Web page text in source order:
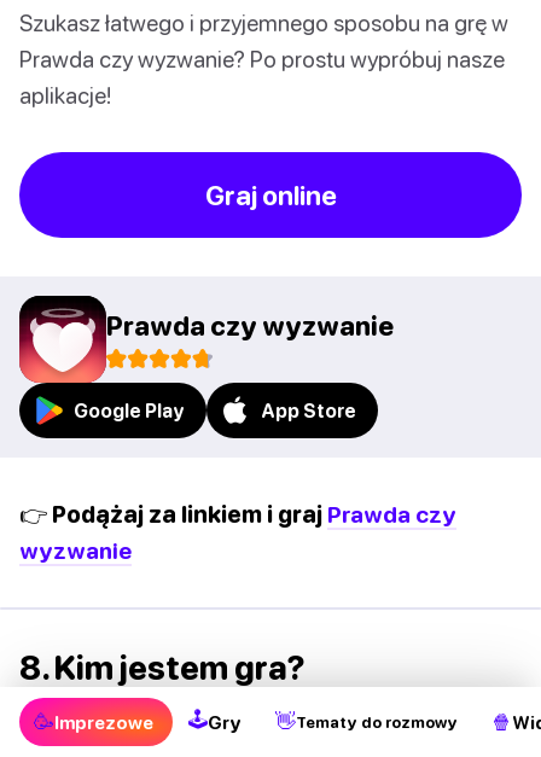
Szukasz łatwego i przyjemnego sposobu na grę w
Prawda czy wyzwanie? Po prostu wypróbuj nasze
aplikacje!
Graj online
Prawda czy wyzwanie
Google Play App Store
👉 Podążaj za linkiem i graj Prawda czy
wyzwanie
8. Kim jestem gra?
Kim jestem gra? to prosta gra towarzyska,
🥳Imprezowe 🕹Gry 👋Tematy do rozmowy 🍿